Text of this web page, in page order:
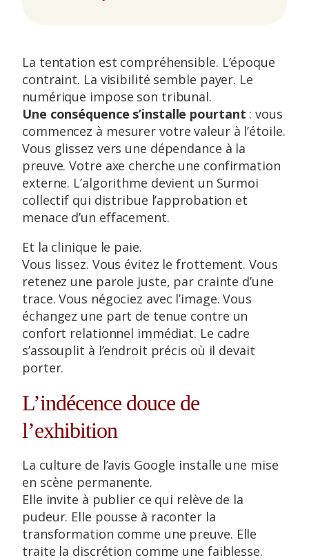
La tentation est compréhensible. L’époque
contraint. La visibilité semble payer. Le
numérique impose son tribunal.
Une conséquence s’installe pourtant : vous
commencez à mesurer votre valeur à l’étoile.
Vous glissez vers une dépendance à la
preuve. Votre axe cherche une confirmation
externe. L’algorithme devient un Surmoi
collectif qui distribue l’approbation et
menace d’un effacement.
Et la clinique le paie.
Vous lissez. Vous évitez le frottement. Vous
retenez une parole juste, par crainte d’une
trace. Vous négociez avec l’image. Vous
échangez une part de tenue contre un
confort relationnel immédiat. Le cadre
s’assouplit à l’endroit précis où il devait
porter.
L’indécence douce de
l’exhibition
La culture de l’avis Google installe une mise
en scène permanente.
Elle invite à publier ce qui relève de la
pudeur. Elle pousse à raconter la
transformation comme une preuve. Elle
traite la discrétion comme une faiblesse.